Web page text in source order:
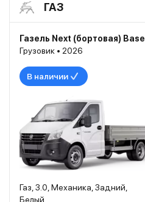
ГАЗ
Газель Next (бортовая) Base
Грузовик • 2026
В наличии
Газ, 3.0, Механика, Задний,
Белый